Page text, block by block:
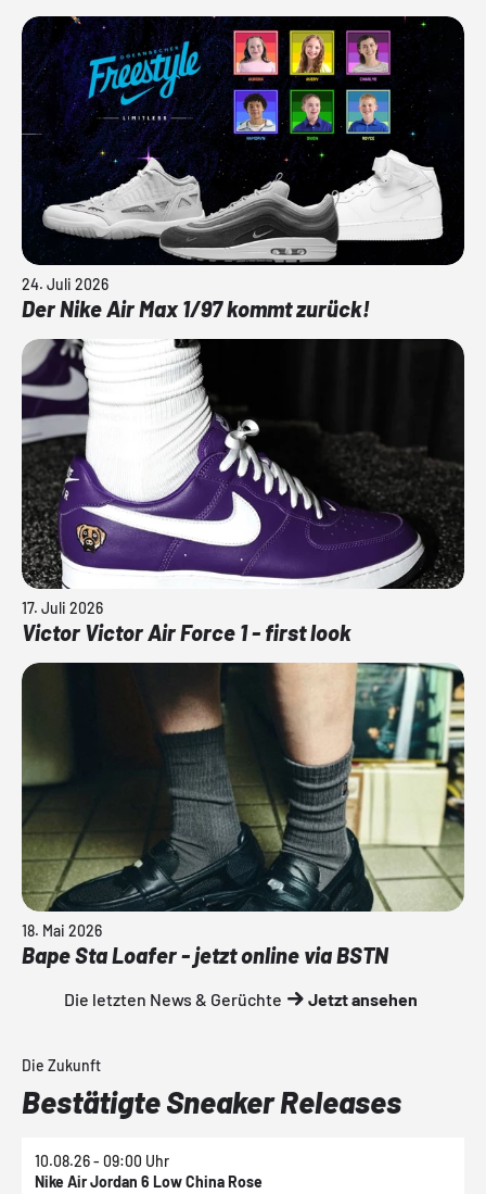
24. Juli 2026
Der Nike Air Max 1/97 kommt zurück!
17. Juli 2026
Victor Victor Air Force 1 - first look
18. Mai 2026
Bape Sta Loafer - jetzt online via BSTN
Die letzten News & Gerüchte Jetzt ansehen
Die Zukunft
Bestätigte Sneaker Releases
10.08.26 - 09:00 Uhr
Nike Air Jordan 6 Low China Rose